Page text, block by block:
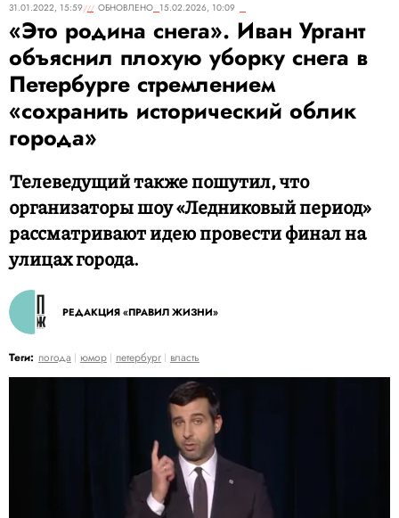
31.01.2022, 15:59
ОБНОВЛЕНО 15.02.2026, 10:09
«Это родина снега». Иван Ургант
объяснил плохую уборку снега в
Петербурге стремлением
«сохранить исторический облик
города»
Телеведущий также пошутил, что
организаторы шоу «Ледниковый период»
рассматривают идею провести финал на
улицах города.
РЕДАКЦИЯ «ПРАВИЛ ЖИЗНИ»
Теги: погода юмор петербург власть